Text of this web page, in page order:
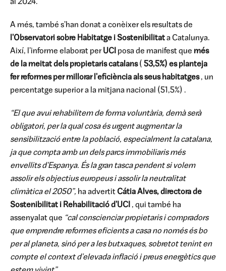
al 2024.
A més, també s'han donat a conèixer els resultats de
l'Observatori sobre Habitatge i Sostenibilitata Catalunya.
Així, l'informe elaborat per UCI posa de manifest que més
de la meitat dels propietaris catalans( 53,5%) es planteja
fer reformes per millorar l'eficiència als seus habitatges, un
percentatge superior a la mitjana nacional (51,5%) .
“El que avui rehabilitem de forma voluntària, demà serà
obligatori, per la qual cosa és urgent augmentar la
sensibilització entre la població, especialment la catalana,
ja que compta amb un dels parcs immobiliaris més
envellits d'Espanya. És la gran tasca pendent si volem
assolir els objectius europeus i assolir la neutralitat
climàtica el 2050”, ha advertit Cátia Alves,directora de
Sostenibilitat i Rehabilitació d'UCI , qui també ha
assenyalat que “cal conscienciar propietaris i compradors
que emprendre reformes eficients a casa no només és bo
per al planeta, sinó per a les butxaques, sobretot tenint en
compte el context d'elevada inflació i preus energètics que